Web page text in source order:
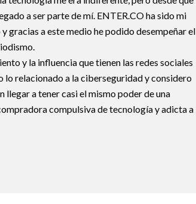
a ser parte de mí. ENTER.CO ha sido mi
gracias a este medio he podido desempeñar el
y la influencia que tienen las redes sociales
lo relacionado a la ciberseguridad y considero
llegar a tener casi el mismo poder de una
compulsiva de tecnología y adicta a